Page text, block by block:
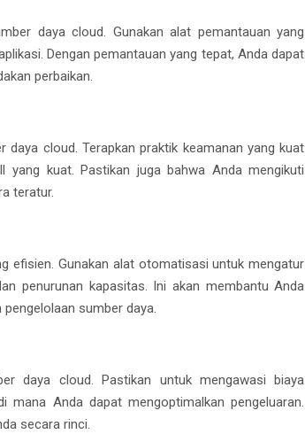
daya cloud. Gunakan alat pemantauan yang
Dengan pemantauan yang tepat, Anda dapat
perbaikan.
cloud. Terapkan praktik keamanan yang kuat
kuat. Pastikan juga bahwa Anda mengikuti
teratur.
efisien. Gunakan alat otomatisasi untuk mengatur
penurunan kapasitas. Ini akan membantu Anda
sumber daya.
daya cloud. Pastikan untuk mengawasi biaya
Anda dapat mengoptimalkan pengeluaran.
secara rinci.